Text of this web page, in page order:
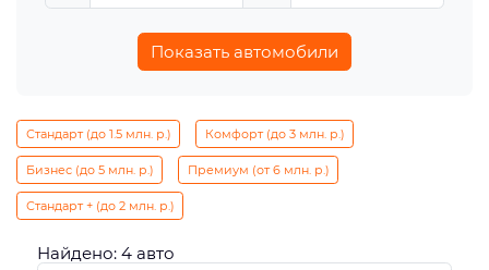
Показать автомобили
Стандарт (до 1.5 млн. р.) Комфорт (до 3 млн. р.)
Бизнес (до 5 млн. р.) Премиум (от 6 млн. р.)
Стандарт + (до 2 млн. р.)
Найдено: 4 авто